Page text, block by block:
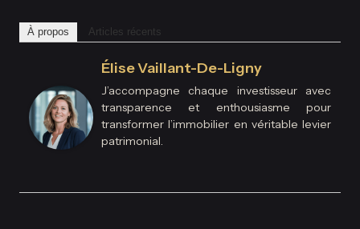
À propos Articles récents
Élise Vaillant-De-Ligny
J’accompagne chaque investisseur avec
transparence et enthousiasme pour
transformer l’immobilier en véritable levier
patrimonial.